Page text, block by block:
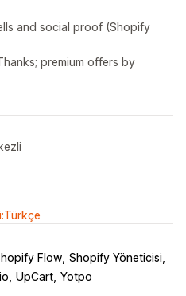
and social proof (Shopify
premium offers by
Flow Shopify Yöneticisi
UpCart Yotpo